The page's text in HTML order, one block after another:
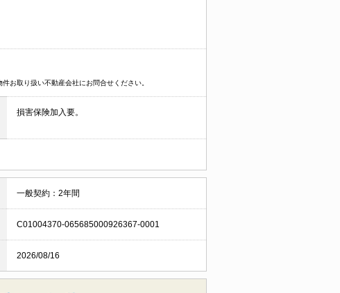
お取り扱い不動産会社にお問合せください。
損害保険加入要。
一般契約：2年間
C01004370-065685000926367-0001
2026/08/16